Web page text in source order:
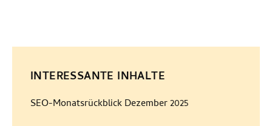
INTERESSANTE INHALTE
SEO-Monatsrückblick Dezember 2025